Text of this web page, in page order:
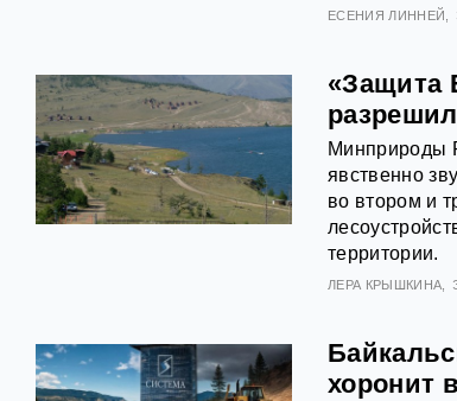
ЕСЕНИЯ ЛИННЕЙ
«Защита
Минприроды
явственно
во втором и
территории.
ЛЕРА КРЫШКИНА
хоронит